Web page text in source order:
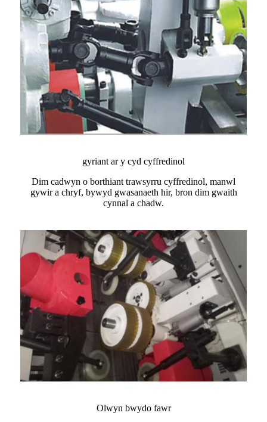
gyriant ar y cyd cyffredinol
Dim cadwyn o borthiant trawsyrru cyffredinol, manwl
gywir a chryf, bywyd gwasanaeth hir, bron dim gwaith
cynnal a chadw.
Olwyn bwydo fawr